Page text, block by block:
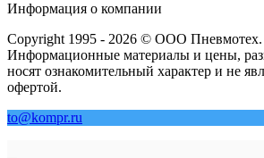
Информация о компании
Copyright 1995 - 2026 © ООО Пневмотех.
Информационные материалы и цены,
носят ознакомительный характер и не
офертой.
to@kompr.ru